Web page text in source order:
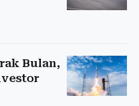
Bulan,